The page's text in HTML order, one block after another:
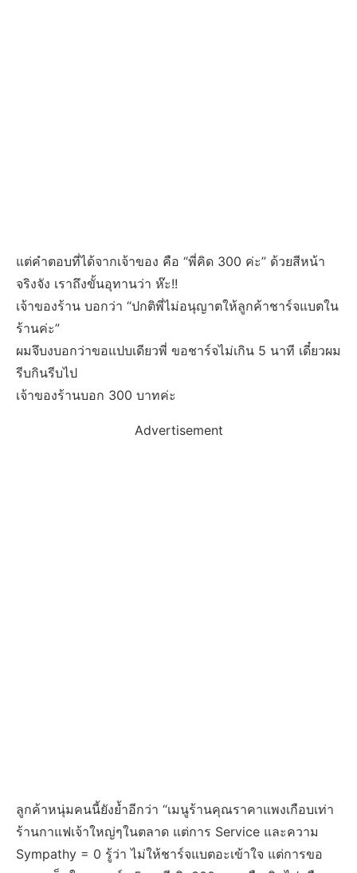
แต่คำตอบที่ได้จากเจ้าของ คือ “พี่คิด 300 ค่ะ” ด้วยสีหน้า
จริงจัง เราถึงขั้นอุทานว่า ห๊ะ!!
เจ้าของร้าน บอกว่า “ปกติพี่ไม่อนุญาตให้ลูกค้าชาร์จแบตใน
ร้านค่ะ”
ผมจึบงบอกว่าขอแปบเดียวพี่ ขอชาร์จไม่เกิน 5 นาที เดี๋ยวผม
รีบกินรีบไป
เจ้าของร้านบอก 300 บาทค่ะ
Advertisement
ลูกค้าหนุ่มคนนี้ยังย้ำอีกว่า “เมนูร้านคุณราคาแพงเกือบเท่า
ร้านกาแฟเจ้าใหญ่ๆในตลาด แต่การ Service และความ
Sympathy = 0 รู้ว่า ไม่ให้ชาร์จแบตอะเข้าใจ แต่การขอ